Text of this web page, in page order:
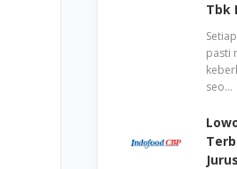
Tbk
pasti
seo…